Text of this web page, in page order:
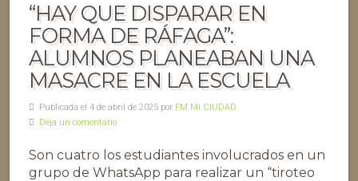
“HAY QUE DISPARAR EN
FORMA DE RÁFAGA”:
ALUMNOS PLANEABAN UNA
MASACRE EN LA ESCUELA
Publicada el 4 de abril de 2025 por FM MI CIUDAD
Deja un comentario
Son cuatro los estudiantes involucrados en un
grupo de WhatsApp para realizar un “tiroteo